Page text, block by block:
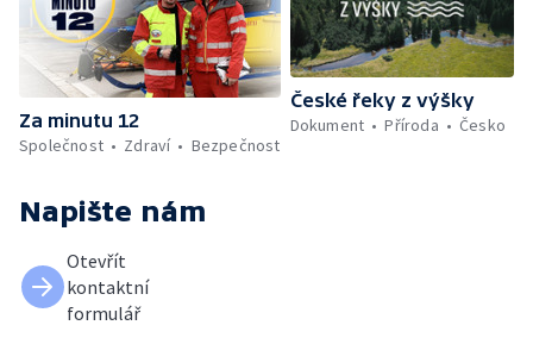
Za minutu 12
Společnost
Zdraví Bezpečnost
České řeky z výšky
Dokument
Příroda Česko
Napište nám
Otevřít
kontaktní
formulář